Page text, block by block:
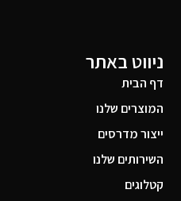
ניווט באתר
דף הבית
המוצרים שלנו
ייצור מדרסים
השירותים שלנו
קטלוגים